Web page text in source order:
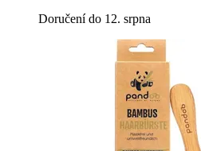
Doručení do 12. srpna